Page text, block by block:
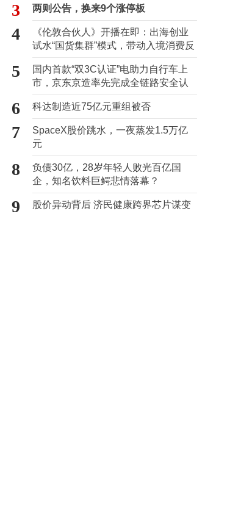
3 两则公告，换来9个涨停板
4
《伦敦合伙人》开播在即：出海创业
试水“国货集群”模式，带动入境消费反
向种草
5
国内首款“双3C认证”电助力自行车上
市，京东京造率先完成全链路安全认
证
6 科达制造近75亿元重组被否
7
SpaceX股价跳水，一夜蒸发1.5万亿
元
8
负债30亿，28岁年轻人败光百亿国
企，知名饮料巨鳄悲情落幕？
9 股价异动背后 济民健康跨界芯片谋变